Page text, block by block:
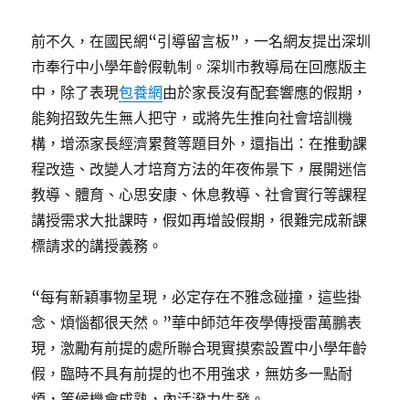
前不久，在國民網“引導留言板”，一名網友提出深圳
市奉行中小學年齡假軌制。深圳市教導局在回應版主
中，除了表現包養網由於家長沒有配套響應的假期，
能夠招致先生無人把守，或將先生推向社會培訓機
構，增添家長經濟累贅等題目外，還指出：在推動課
程改造、改變人才培育方法的年夜佈景下，展開迷信
教導、體育、心思安康、休息教導、社會實行等課程
講授需求大批課時，假如再增設假期，很難完成新課
標請求的講授義務。
“每有新穎事物呈現，必定存在不雅念碰撞，這些掛
念、煩惱都很天然。”華中師范年夜學傳授雷萬鵬表
現，激勵有前提的處所聯合現實摸索設置中小學年齡
假，臨時不具有前提的也不用強求，無妨多一點耐